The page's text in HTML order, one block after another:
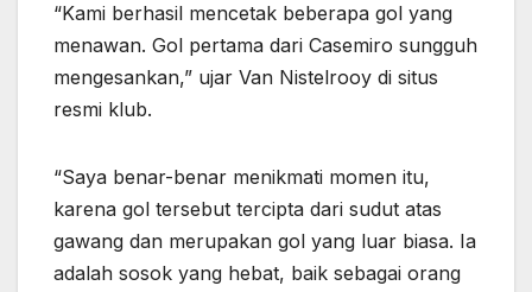
“Kami berhasil mencetak beberapa gol yang
menawan. Gol pertama dari Casemiro sungguh
mengesankan,” ujar Van Nistelrooy di situs
resmi klub.
“Saya benar-benar menikmati momen itu,
karena gol tersebut tercipta dari sudut atas
gawang dan merupakan gol yang luar biasa. Ia
adalah sosok yang hebat, baik sebagai orang